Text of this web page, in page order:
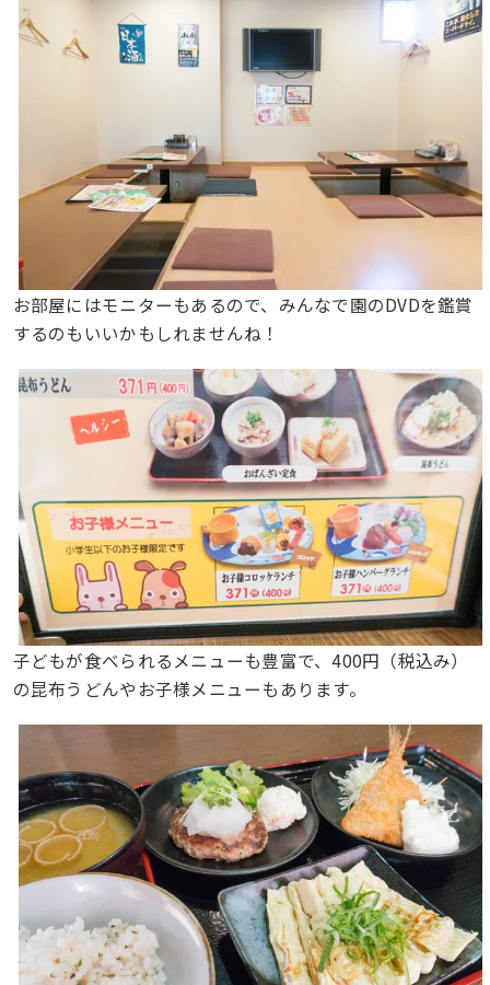
お部屋にはモニターもあるので、みんなで園のDVDを鑑賞
するのもいいかもしれませんね！
子どもが食べられるメニューも豊富で、400円（税込み）
の昆布うどんやお子様メニューもあります。